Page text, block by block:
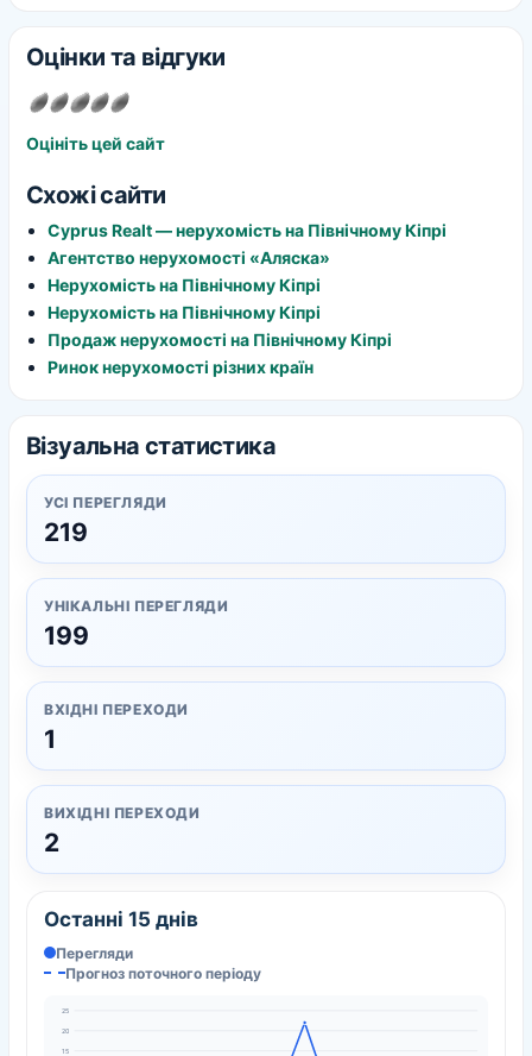
Оцінки та відгуки
Оцініть цей сайт
Схожі сайти
Cyprus Realt — нерухомість на Північному Кіпрі
Агентство нерухомості «Аляска»
Нерухомість на Північному Кіпрі
Нерухомість на Північному Кіпрі
Продаж нерухомості на Північному Кіпрі
Ринок нерухомості різних країн
Візуальна статистика
УСІ ПЕРЕГЛЯДИ
219
УНІКАЛЬНІ ПЕРЕГЛЯДИ
199
ВХІДНІ ПЕРЕХОДИ
1
ВИХІДНІ ПЕРЕХОДИ
2
Останні 15 днів
Перегляди
Прогноз поточного періоду
25
20
15